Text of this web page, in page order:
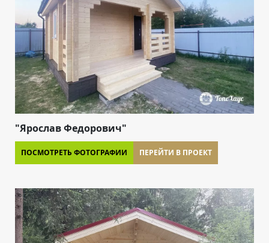
"Ярослав Федорович"
ПОСМОТРЕТЬ ФОТОГРАФИИ ПЕРЕЙТИ В ПРОЕКТ